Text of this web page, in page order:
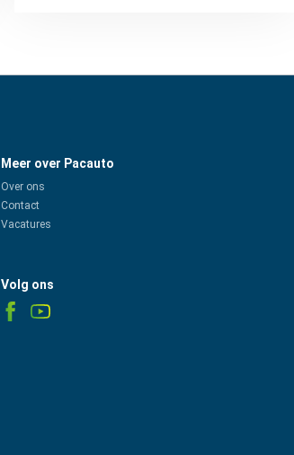
Meer over Pacauto
Over ons
Contact
Vacatures
Volg ons